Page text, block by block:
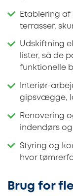
Etablering
terrasser,
Udskiftning
lister, så de
funktionelle
Interiør-
gipsvægge,
Renovering
indendørs
Styring og
hvor
Brug for